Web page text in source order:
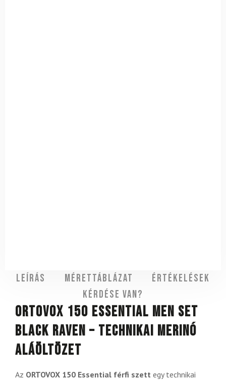
Leírás Mérettáblázat
Értékelések
Kérdése van?
ORTOVOX 150 Essential Men Set
Black Raven – technikai merinó
aláöltözet
Az ORTOVOX 150 Essential férfi szett egy technikai